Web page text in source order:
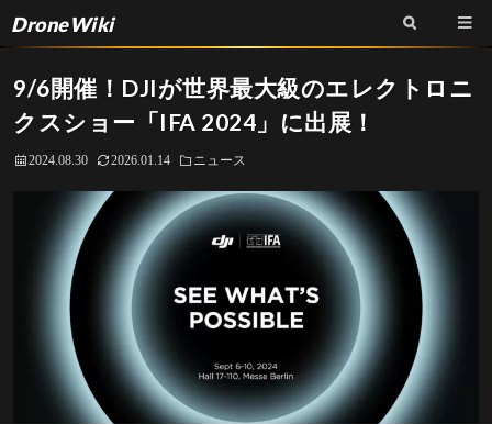
DroneWiki
9/6開催！DJIが世界最大級のエレクトロニ
クスショー「IFA 2024」に出展！
2024.08.30 2026.01.14 ニュース